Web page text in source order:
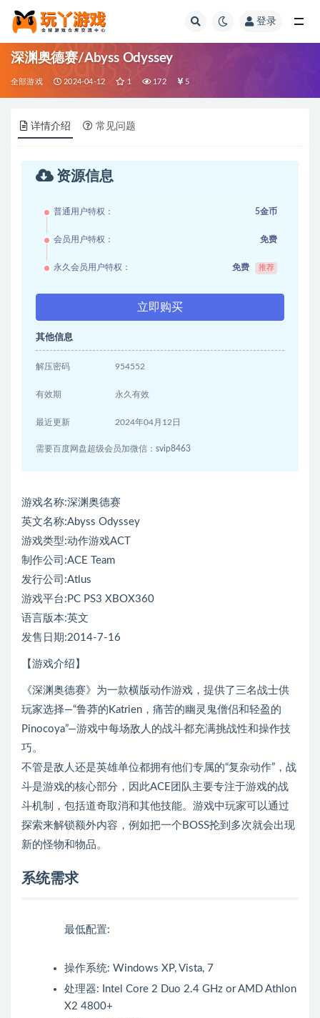
登录
深渊奥德赛/Abyss Odyssey
全部游戏 2024-04-12 1 172 5
详情介绍 常见问题
资源信息
普通用户特权： 5金币
会员用户特权： 免费
永久会员用户特权： 免费 推荐
立即购买
其他信息
解压密码 954552
有效期 永久有效
最近更新 2024年04月12日
需要百度网盘超级会员加微信：svip8463
游戏名称:深渊奥德赛
英文名称:Abyss Odyssey
游戏类型:动作游戏ACT
制作公司:ACE Team
发行公司:Atlus
游戏平台:PC PS3 XBOX360
语言版本:英文
发售日期:2014-7-16
【游戏介绍】
《深渊奥德赛》为一款横版动作游戏，提供了三名战士供
玩家选择—“鲁莽的Katrien，痛苦的幽灵鬼僧侣和轻盈的
Pinocoya”—游戏中每场敌人的战斗都充满挑战性和操作技
巧。
不管是敌人还是英雄单位都拥有他们专属的“复杂动作”，战
斗是游戏的核心部分，因此ACE团队主要专注于游戏的战
斗机制，包括道奇取消和其他技能。游戏中玩家可以通过
探索来解锁额外内容，例如把一个BOSS抡到多次就会出现
新的怪物和物品。
系统需求
最低配置:
操作系统: Windows XP, Vista, 7
处理器: Intel Core 2 Duo 2.4 GHz or AMD Athlon
X2 4800+